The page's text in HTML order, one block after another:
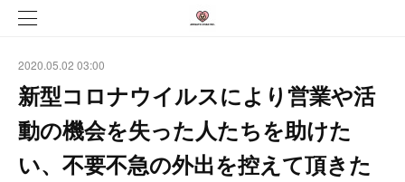
2020.05.02 03:00
新型コロナウイルスにより営業や活
動の機会を失った人たちを助けた
い、不要不急の外出を控えて頂きた